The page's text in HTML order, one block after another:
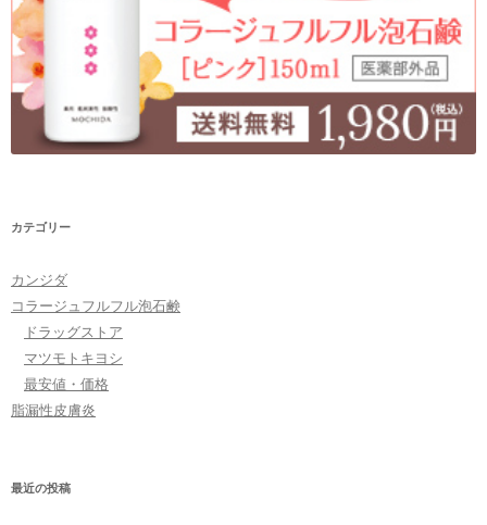
カテゴリー
カンジダ
コラージュフルフル泡石鹸
ドラッグストア
マツモトキヨシ
最安値・価格
脂漏性皮膚炎
最近の投稿